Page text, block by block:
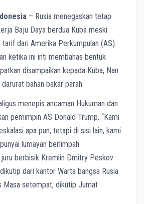
– Rusia menegaskan tetap
Baju Daya berdua Kuba meski
tarif dari Amerika Perkumpulan (AS).
ketika ini inti membahas bentuk
disampaikan kepada Kuba, Nan
bahan bakar parah.
menepis ancaman Hukuman dan
pemimpin AS Donald Trump. “Kami
apa pun, tetapi di sisi lain, kami
lumayan berlimpah
juru berbisik Kremlin Dmitry Peskov
dari kantor Warta bangsa Rusia
Masa setempat, dikutip Jumat